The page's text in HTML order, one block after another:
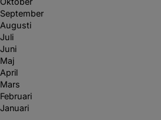
September
Augusti
Juli
Juni
Maj
April
Mars
Februari
Januari